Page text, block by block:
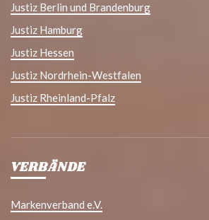
Justiz Berlin und Brandenburg
Justiz Hamburg
Justiz Hessen
Justiz Nordrhein-Westfalen
Justiz Rheinland-Pfalz
VERBÄNDE
Markenverband e.V.